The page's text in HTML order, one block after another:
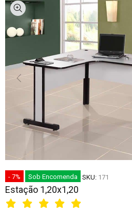
- 7% Sob Encomenda SKU: 171
Estação 1,20x1,20